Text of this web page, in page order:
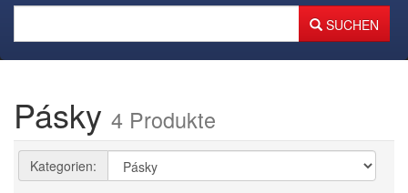
SUCHEN
Pásky 4 Produkte
Kategorien: